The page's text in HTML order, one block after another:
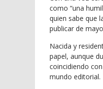
como “una
quien sabe que
publicar de
Nacida y
papel, aunque
coincidiendo
mundo editorial.